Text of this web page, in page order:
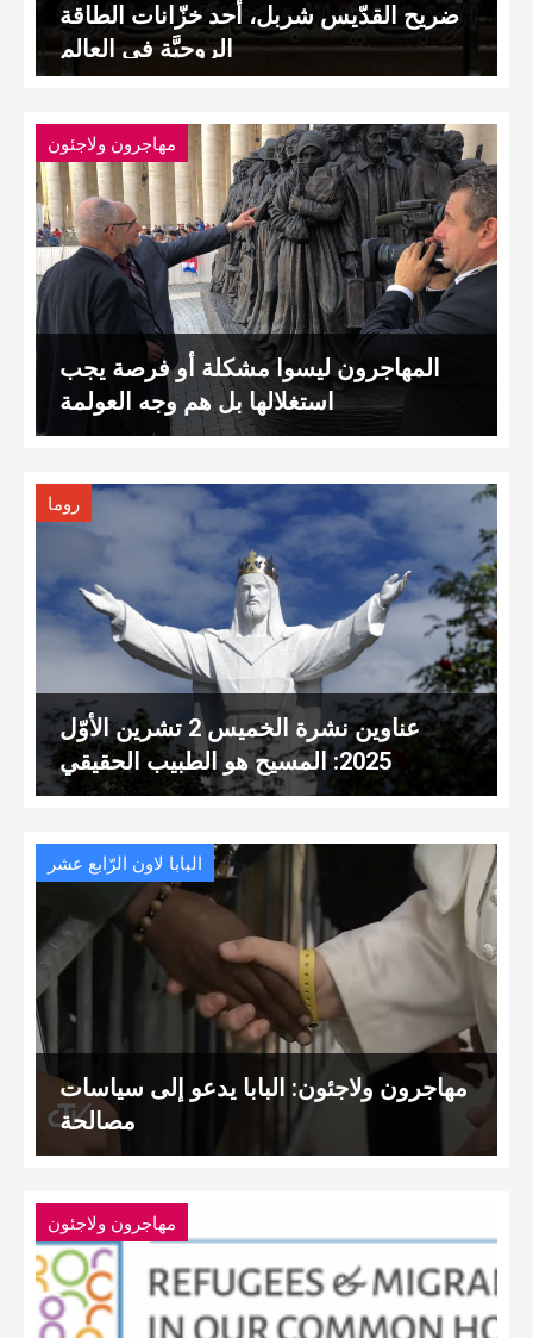
ضريح القدّيس شربل، أحد خزّانات الطاقة
الروحيَّة في العالم
مهاجرون ولاجئون
المهاجرون ليسوا مشكلة أو فرصة يجب
استغلالها بل هم وجه العولمة
روما
عناوين نشرة الخميس 2 تشرين الأوّل
2025: المسيح هو الطبيب الحقيقي
البابا لاون الرّابع عشر
مهاجرون ولاجئون: البابا يدعو إلى سياسات
مصالحة
مهاجرون ولاجئون